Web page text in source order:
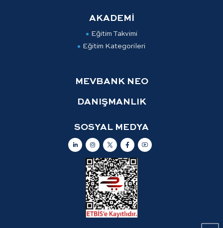
AKADEMİ
Eğitim Takvimi
Eğitim Kategorileri
MEVBANK NEO
DANIŞMANLIK
SOSYAL MEDYA